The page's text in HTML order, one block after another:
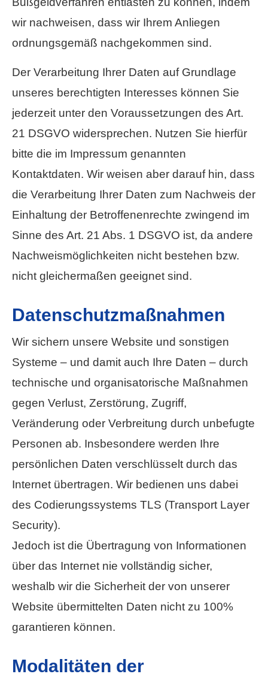
wir nachweisen, dass wir Ihrem Anliegen
ordnungsgemäß nachgekommen sind.
Der Verarbeitung Ihrer Daten auf Grundlage
unseres berechtigten Interesses können Sie
jederzeit unter den Voraussetzungen des Art.
21 DSGVO widersprechen. Nutzen Sie hierfür
bitte die im Impressum genannten
Kontaktdaten. Wir weisen aber darauf hin, dass
die Verarbeitung Ihrer Daten zum Nachweis der
Einhaltung der Betroffenenrechte zwingend im
Sinne des Art. 21 Abs. 1 DSGVO ist, da andere
Nachweismöglichkeiten nicht bestehen bzw.
nicht gleichermaßen geeignet sind.
Datenschutzmaßnahmen
Wir sichern unsere Website und sonstigen
Systeme – und damit auch Ihre Daten – durch
technische und organisatorische Maßnahmen
gegen Verlust, Zerstörung, Zugriff,
Veränderung oder Verbreitung durch unbefugte
Per­sonen ab. Insbesondere werden Ihre
persönlichen Daten verschlüsselt durch das
Internet übertragen. Wir bedienen uns dabei
des Codierungssystems TLS (Transport Layer
Security).
Jedoch ist die Übertragung von Informationen
über das Internet nie vollständig sicher,
weshalb wir die Sicherheit der von unserer
Website übermittelten Daten nicht zu 100%
garantieren können.
Modalitäten der